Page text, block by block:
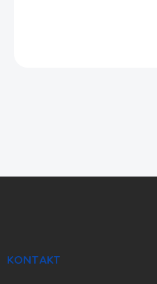
KONTAKT